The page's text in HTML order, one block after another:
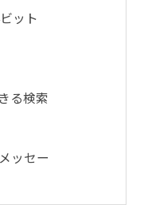
ット
る検索
ッセー